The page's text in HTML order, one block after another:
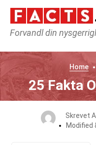
Forvandl din
Home
25 Fakta
Skrevet
Modified